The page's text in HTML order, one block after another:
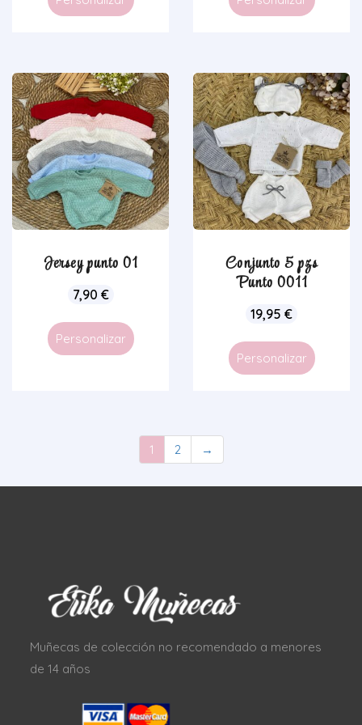
Jersey punto 01
7,90 €
Personalizar
Conjunto 5 pzs
Punto 0011
19,95 €
Personalizar
1 2 →
Muñecas de colección no recomendado a menores
de 14 años